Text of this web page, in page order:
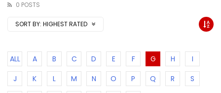
0 POSTS
SORT BY: HIGHEST RATED
ALL A B C D E F G H
I
J
K L M N O P Q R
S